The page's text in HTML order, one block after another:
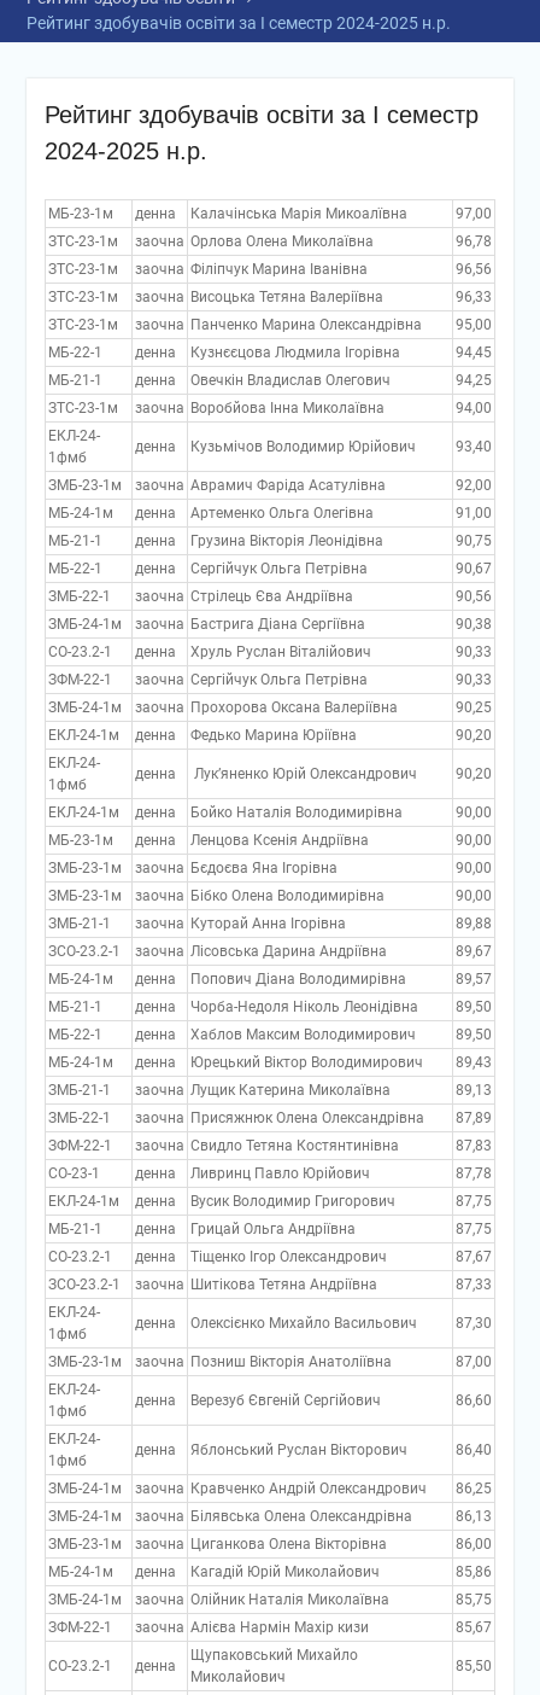
Рейтинг здобувачів освіти за І семестр 2024-2025 н.р.
Рейтинг здобувачів освіти за І семестр
2024-2025 н.р.
МБ-23-1м денна Калачінська Марія Микоалївна
97,00
ЗТС-23-1м
заочна Орлова Олена Миколаївна
96,78
ЗТС-23-1м
заочна Філіпчук Марина Іванівна
96,56
ЗТС-23-1м
заочна Висоцька Тетяна Валеріївна
96,33
ЗТС-23-1м
заочна Панченко Марина Олександрівна
95,00
МБ-22-1
денна Кузнєєцова Людмила Ігорівна
94,45
МБ-21-1
денна Овечкін Владислав Олегович
94,25
ЗТС-23-1м
заочна Воробйова Інна Миколаївна
94,00
ЕКЛ-24-
1фмб
денна Кузьмічов Володимир Юрійович 93,40
ЗМБ-23-1м заочна Аврамич Фаріда Асатулівна
92,00
МБ-24-1м
денна Артеменко Ольга Олегівна
91,00
МБ-21-1
денна Грузина Вікторія Леонідівна
90,75
МБ-22-1
денна Сергійчук Ольга Петрівна
90,67
ЗМБ-22-1
заочна Стрілець Єва Андріївна
90,56
ЗМБ-24-1м
заочна Бастрига Діана Сергіївна
90,38
СО-23.2-1
денна Хруль Руслан Віталійович
90,33
ЗФМ-22-1
заочна Сергійчук Ольга Петрівна
90,33
ЗМБ-24-1м
заочна Прохорова Оксана Валеріївна
90,25
ЕКЛ-24-1м
денна Федько Марина Юріївна
90,20
ЕКЛ-24-
1фмб
денна Лук’яненко Юрій Олександрович 90,20
ЕКЛ-24-1м денна Бойко Наталія Володимирівна
90,00
МБ-23-1м
денна Ленцова Ксенія Андріївна
90,00
ЗМБ-23-1м
заочна Бєдоєва Яна Ігорівна
90,00
ЗМБ-23-1м
заочна Бібко Олена Володимирівна
90,00
ЗМБ-21-1
заочна Куторай Анна Ігорівна
89,88
ЗСО-23.2-1
заочна Лісовська Дарина Андріївна
89,67
МБ-24-1м
денна Попович Діана Володимирівна
89,57
МБ-21-1
денна Чорба-Недоля Ніколь Леонідівна
89,50
МБ-22-1
денна Хаблов Максим Володимирович
89,50
МБ-24-1м
денна Юрецький Віктор Володимирович
89,43
ЗМБ-21-1
заочна Лущик Катерина Миколаївна
89,13
ЗМБ-22-1
заочна Присяжнюк Олена Олександрівна
87,89
ЗФМ-22-1
заочна Свидло Тетяна Костянтинівна
87,83
СО-23-1
денна Ливринц Павло Юрійович
87,78
ЕКЛ-24-1м
денна Вусик Володимир Григорович
87,75
МБ-21-1
денна Грицай Ольга Андріївна
87,75
СО-23.2-1
денна Тіщенко Ігор Олександрович
87,67
ЗСО-23.2-1
заочна Шитікова Тетяна Андріївна
87,33
ЕКЛ-24-
1фмб
денна Олексієнко Михайло Васильович 87,30
ЗМБ-23-1м заочна Позниш Вікторія Анатоліївна
87,00
ЕКЛ-24-
1фмб
денна Верезуб Євгеній Сергійович 86,60
ЕКЛ-24-
1фмб
денна Яблонський Руслан Вікторович 86,40
ЗМБ-24-1м заочна Кравченко Андрій Олександрович
86,25
ЗМБ-24-1м
заочна Білявська Олена Олександрівна
86,13
ЗМБ-23-1м
заочна Циганкова Олена Вікторівна
86,00
МБ-24-1м
денна Кагадій Юрій Миколайович
85,86
ЗМБ-24-1м
заочна Олійник Наталія Миколаївна
85,75
ЗФМ-22-1
заочна Алієва Нармін Махір кизи 85,67
СО-23.2-1 денна
Щупаковський Михайло
Миколайович
85,50